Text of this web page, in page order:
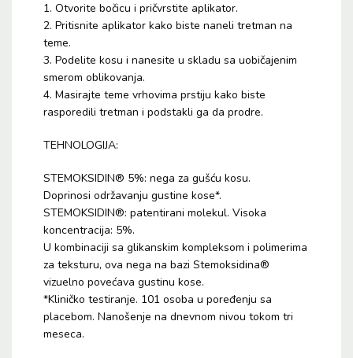
1. Otvorite bočicu i pričvrstite aplikator.
2. Pritisnite aplikator kako biste naneli tretman na
teme.
3. Podelite kosu i nanesite u skladu sa uobičajenim
smerom oblikovanja.
4. Masirajte teme vrhovima prstiju kako biste
rasporedili tretman i podstakli ga da prodre.
TEHNOLOGIJA:
STEMOKSIDIN® 5%: nega za gušću kosu.
Doprinosi održavanju gustine kose*.
STEMOKSIDIN®: patentirani molekul. Visoka
koncentracija: 5%.
U kombinaciji sa glikanskim kompleksom i polimerima
za teksturu, ova nega na bazi Stemoksidina®
vizuelno povećava gustinu kose.
*Kliničko testiranje. 101 osoba u poređenju sa
placebom. Nanošenje na dnevnom nivou tokom tri
meseca.